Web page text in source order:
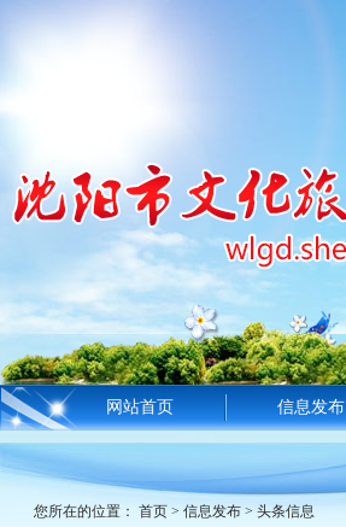
网站首页 信息发布
您所在的位置： 首页 > 信息发布 > 头条信息